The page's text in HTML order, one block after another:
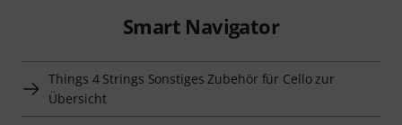
Smart Navigator
Things 4 Strings Sonstiges Zubehör für Cello zur
Übersicht